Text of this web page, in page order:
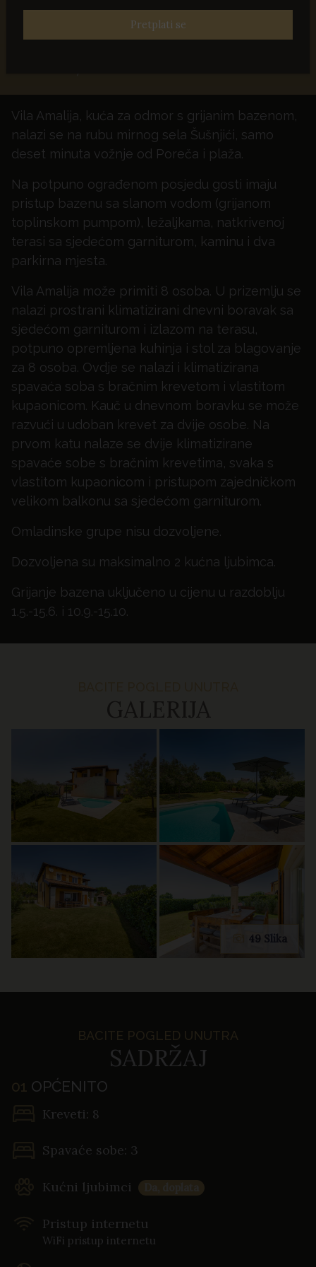
Grijani bazen
OD - NOĆ
Vila Amalija, kuća za odmor s grijanim bazenom,
nalazi se na rubu mirnog sela Šušnjići, samo
deset minuta vožnje od Poreča i plaža.
Na potpuno ograđenom posjedu gosti imaju
pristup bazenu sa slanom vodom (grijanom
toplinskom pumpom), ležaljkama, natkrivenoj
terasi sa sjedećom garniturom, kaminu i dva
parkirna mjesta.
Vila Amalija može primiti 8 osoba. U prizemlju se
nalazi prostrani klimatizirani dnevni boravak sa
sjedećom garniturom i izlazom na terasu,
potpuno opremljena kuhinja i stol za blagovanje
za 8 osoba. Ovdje se nalazi i klimatizirana
spavaća soba s bračnim krevetom i vlastitom
kupaonicom. Kauč u dnevnom boravku se može
razvući u udoban krevet za dvije osobe. Na
prvom katu nalaze se dvije klimatizirane
spavaće sobe s bračnim krevetima, svaka s
vlastitom kupaonicom i pristupom zajedničkom
velikom balkonu sa sjedećom garniturom.
Omladinske grupe nisu dozvoljene.
Dozvoljena su maksimalno 2 kućna ljubimca.
Grijanje bazena uključeno u cijenu u razdoblju
1.5.-15.6. i 10.9.-15.10.
49 Slika
BACITE POGLED UNUTRA
SADRŽAJ
01 OPĆENITO
Kreveti: 8
Spavaće sobe: 3
Kućni ljubimci
Pristup internetu
WiFi pristup internetu
Pretplati se